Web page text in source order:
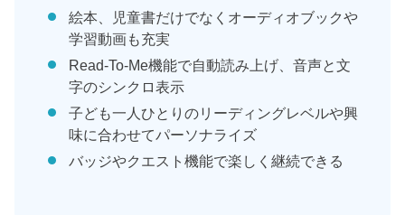
絵本、児童書だけでなくオーディオブックや
学習動画も充実
Read-To-Me機能で自動読み上げ、音声と文
字のシンクロ表示
子ども一人ひとりのリーディングレベルや興
味に合わせてパーソナライズ
バッジやクエスト機能で楽しく継続できる